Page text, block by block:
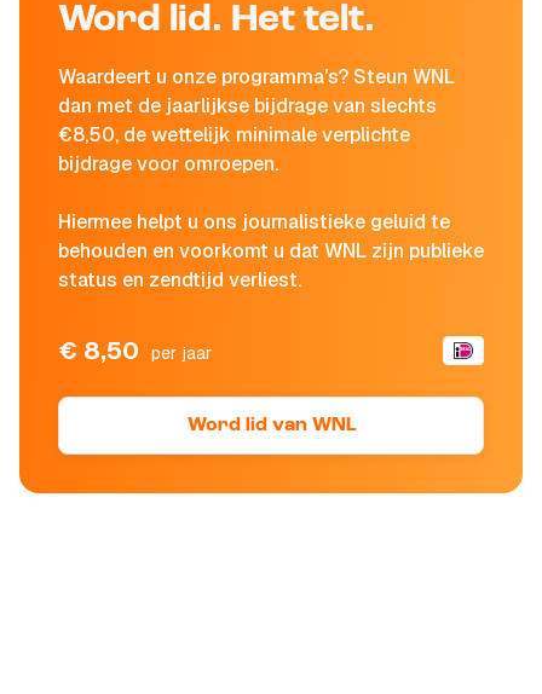
Word lid. Het telt.
Waardeert u onze programma's? Steun WNL
dan met de jaarlijkse bijdrage van slechts
€8,50, de wettelijk minimale verplichte
bijdrage voor omroepen.
Hiermee helpt u ons journalistieke geluid te
behouden en voorkomt u dat WNL zijn publieke
status en zendtijd verliest.
€ 8,50 per jaar
Word lid van WNL